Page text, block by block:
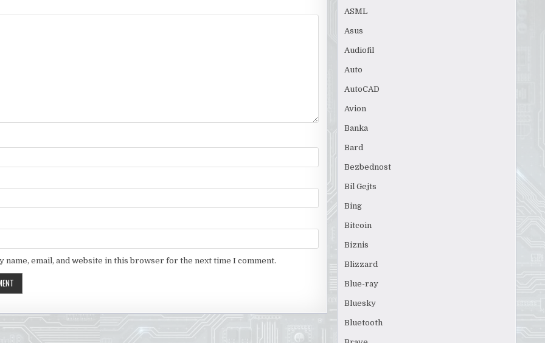
name, email, and website in this browser for the next time I comment.
ASML
Asus
Audiofil
Auto
AutoCAD
Avion
Banka
Bard
Bezbednost
Bil Gejts
Bing
Bitcoin
Biznis
Blizzard
Blue-ray
Bluesky
Bluetooth